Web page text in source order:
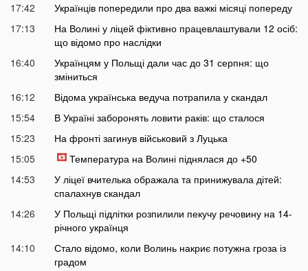
17:42
Українців попередили про два важкі місяці попереду
17:13
На Волині у ліцей фіктивно працевлаштували 12 осіб:
що відомо про наслідки
16:40
Українцям у Польщі дали час до 31 серпня: що
зміниться
16:12
Відома українська ведуча потрапила у скандал
15:54
В Україні заборонять ловити раків: що сталося
15:23
На фронті загинув військовий з Луцька
15:05
Температура на Волині піднялася до +50
14:53
У ліцеї вчителька ображала та принижувала дітей:
спалахнув скандал
14:26
У Польщі підлітки розпилили пекучу речовину на 14-
річного українця
14:10
Стало відомо, коли Волинь накриє потужна гроза із
градом